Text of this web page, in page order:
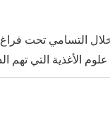
خلال التسامي تحت
الأغذية التي تهم